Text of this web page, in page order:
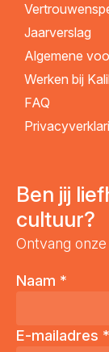
Jaarverslag
Algemene
Werken bij
FAQ
Ben jij
cultuur?
Ontvang
Naam *
E-mailadres *